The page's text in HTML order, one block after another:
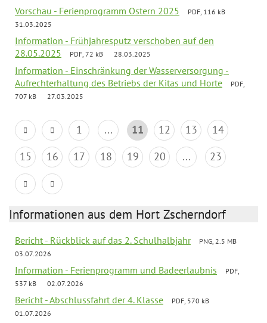
Vorschau - Ferienprogramm Ostern 2025
PDF, 116 kB
31.03.2025
Information - Frühjahresputz verschoben auf den
28.05.2025
PDF, 72 kB 28.03.2025
Information - Einschränkung der Wasserversorgung -
Aufrechterhaltung des Betriebs der Kitas und Horte
PDF,
707 kB
27.03.2025
1 ... 11 12 13
14
15
16 17 18 19 20 ... 23
Informationen aus dem Hort Zscherndorf
Bericht - Rückblick auf das 2. Schulhalbjahr
PNG, 2.5 MB
03.07.2026
Information - Ferienprogramm und Badeerlaubnis
PDF,
537 kB
02.07.2026
Bericht - Abschlussfahrt der 4. Klasse
PDF, 570 kB
01.07.2026